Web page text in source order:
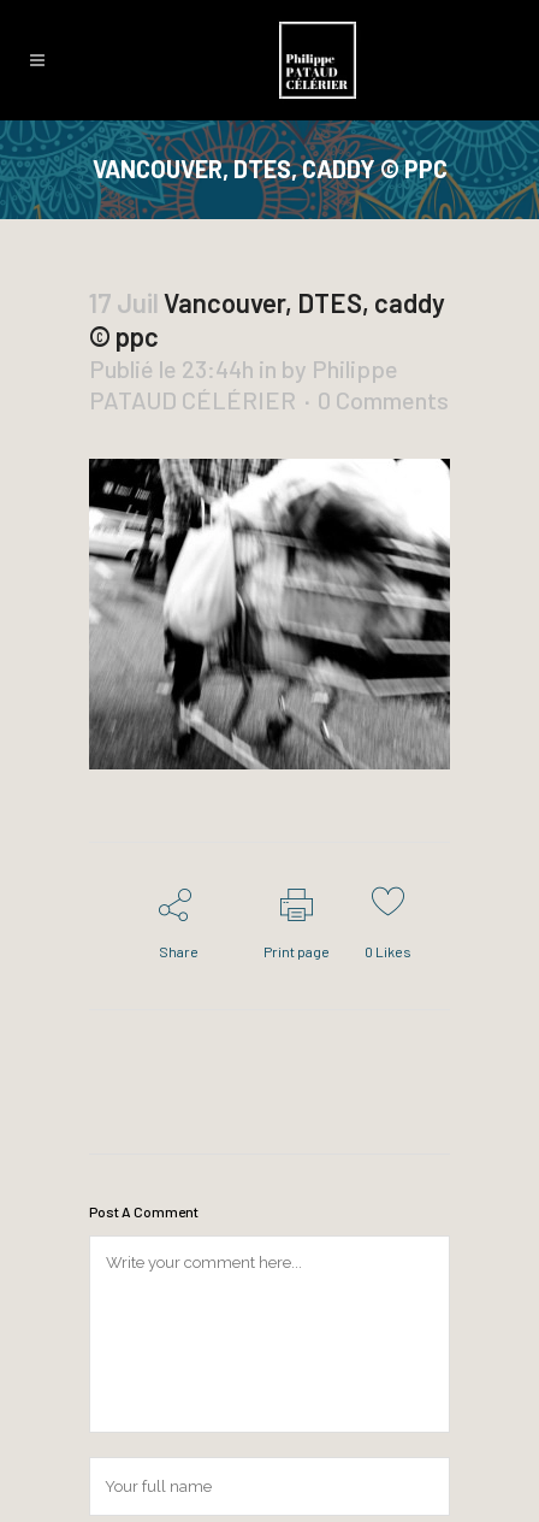
VANCOUVER, DTES, CADDY © PPC
17 Juil Vancouver, DTES, caddy
© ppc
Publié le 23:44h in by Philippe
PATAUD CÉLÉRIER
0 Comments
Share Print page 0 Likes
Post A Comment